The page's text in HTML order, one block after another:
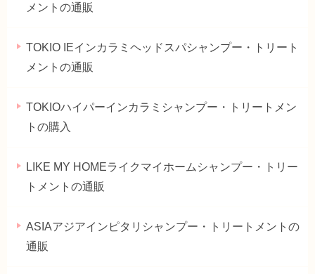
メントの通販
TOKIO IEインカラミヘッドスパシャンプー・トリート
メントの通販
TOKIOハイパーインカラミシャンプー・トリートメン
トの購入
LIKE MY HOMEライクマイホームシャンプー・トリー
トメントの通販
ASIAアジアインピタリシャンプー・トリートメントの
通販